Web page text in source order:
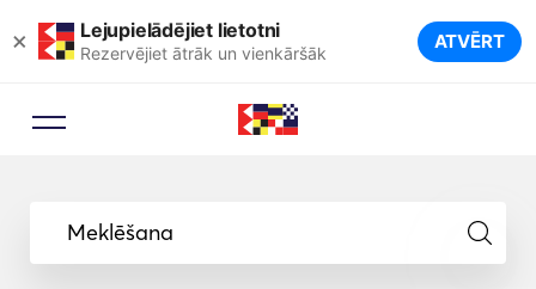
× Lejupielādējiet lietotni
Rezervējiet ātrāk un vienkāršāk ATVĒRT
Meklēšana